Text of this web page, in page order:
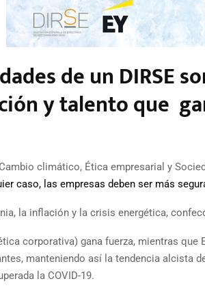
de un DIRSE
y talento que
climático, Ética empresarial y
caso, las empresas deben ser más
la inflación y la crisis energética,
corporativa) gana fuerza, mientras
manteniendo así la tendencia alcista
la COVID-19.